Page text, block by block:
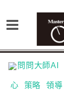
問問大師AI
心 策略 領導